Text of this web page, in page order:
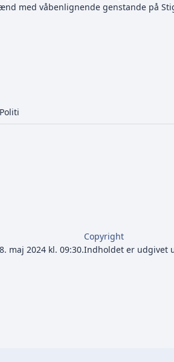
med våbenlignende genstande på
maj 2024 kl. 09:30.
Copyright
Indholdet er udgivet